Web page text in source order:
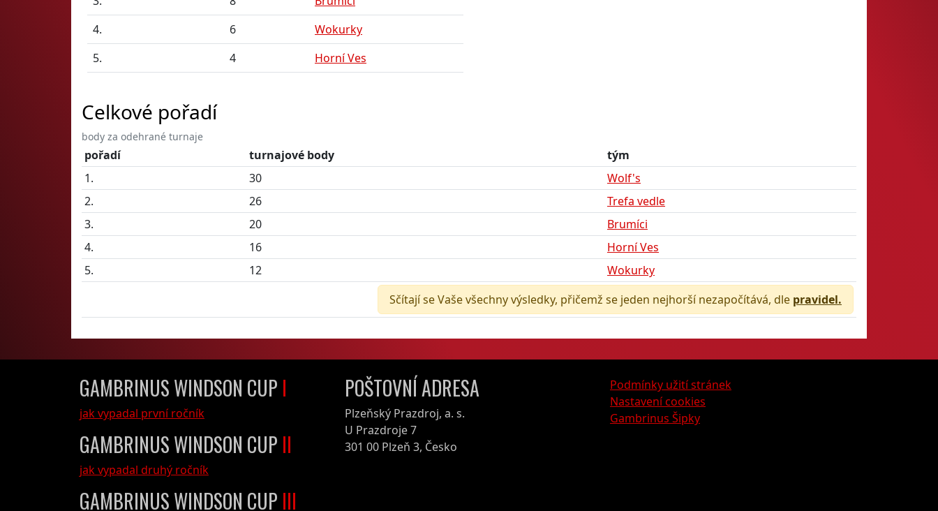
4.
6
Wokurky
5.
4 Horní Ves
Celkové pořadí
body za odehrané turnaje
pořadí turnajové body
tým
1.
30
Wolf's
2.
26
Trefa vedle
3.
20
Brumíci
4.
16
Horní Ves
5.
12
Wokurky
Sčítají se Vaše všechny výsledky, přičemž se jeden nejhorší nezapočítává, dle pravidel.
GAMBRINUS WINDSON CUP I
jak vypadal první ročník
GAMBRINUS WINDSON CUP II
jak vypadal druhý ročník
GAMBRINUS WINDSON CUP III
POŠTOVNÍ ADRESA
Plzeňský Prazdroj, a. s.
U Prazdroje 7
301 00 Plzeň 3, Česko
Podmínky užití stránek
Nastavení cookies
Gambrinus Šipky